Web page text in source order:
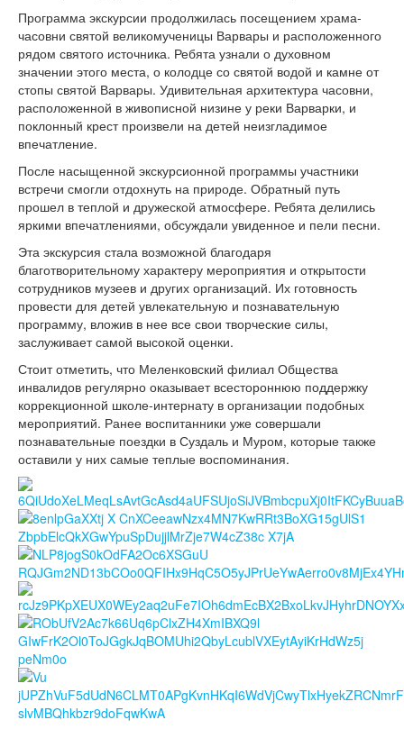
Программа экскурсии продолжилась посещением храма-
часовни святой великомученицы Варвары и расположенного
рядом святого источника. Ребята узнали о духовном
значении этого места, о колодце со святой водой и камне от
стопы святой Варвары. Удивительная архитектура часовни,
расположенной в живописной низине у реки Варварки, и
поклонный крест произвели на детей неизгладимое
впечатление.
После насыщенной экскурсионной программы участники
встречи смогли отдохнуть на природе. Обратный путь
прошел в теплой и дружеской атмосфере. Ребята делились
яркими впечатлениями, обсуждали увиденное и пели песни.
Эта экскурсия стала возможной благодаря
благотворительному характеру мероприятия и открытости
сотрудников музеев и других организаций. Их готовность
провести для детей увлекательную и познавательную
программу, вложив в нее все свои творческие силы,
заслуживает самой высокой оценки.
Стоит отметить, что Меленковский филиал Общества
инвалидов регулярно оказывает всестороннюю поддержку
коррекционной школе-интернату в организации подобных
мероприятий. Ранее воспитанники уже совершали
познавательные поездки в Суздаль и Муром, которые также
оставили у них самые теплые воспоминания.